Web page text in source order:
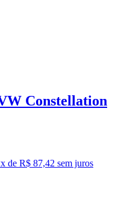
Constellation
x de R$ 87,42 sem juros